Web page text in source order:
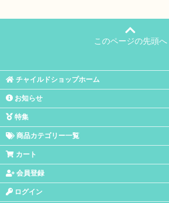
このページの先頭へ
チャイルドショップホーム
お知らせ
特集
商品カテゴリー一覧
カート
会員登録
ログイン